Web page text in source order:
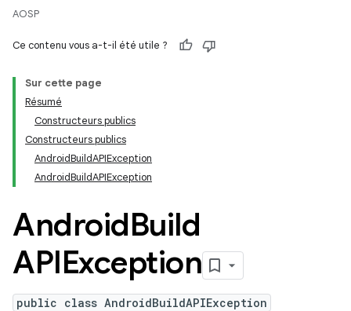
AOSP
Ce contenu vous a-t-il été utile ?
Sur cette page
Résumé
Constructeurs publics
Constructeurs publics
AndroidBuildAPIException
AndroidBuildAPIException
AndroidBuild
APIException
public class AndroidBuildAPIException